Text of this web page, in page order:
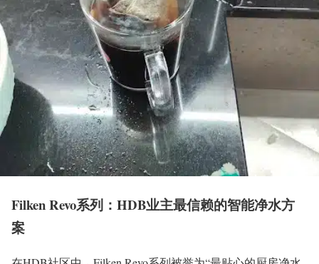
Filken Revo系列：HDB业主最信赖的智能净水方
案